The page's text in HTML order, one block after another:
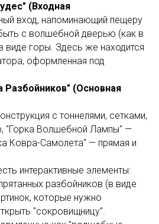
(Входная
вход, напоминающий пещеру
с волшебной дверью (как в
виде горы. Здесь же находится
оформленная под
Разбойников" (Основная
с тоннелями, сетками,
"Горка Волшебной Лампы" —
Ковра-Самолета" — прямая и
интерактивные элементы:
разбойников (в виде
которые нужно
"сокровищницу".